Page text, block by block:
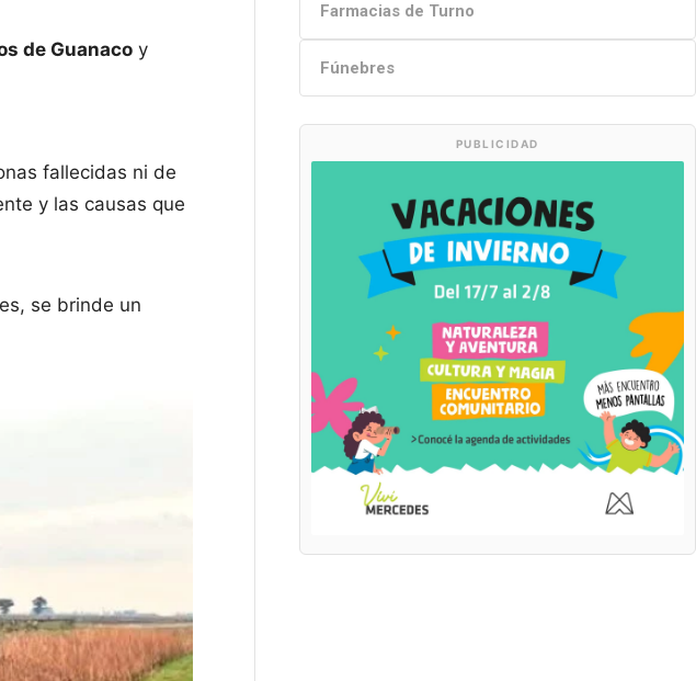
de Guanaco y
fallecidas ni de
y las causas que
se brinde un
Farmacias de Turno
Fúnebres
PUBLICIDAD